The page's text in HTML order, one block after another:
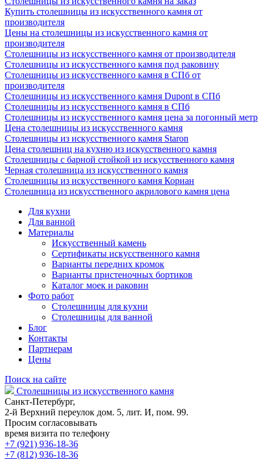
Купить столешницы из искусственного камня от
производителя
Цены на столешницы из искусственного камня от
производителя
Столешницы из искусственного камня от производителя
Столешницы из искусственного камня под раковину
Столешницы из искусственного камня в СПб от
производителя
Столешницы из искусственного камня Dupont в СПб
Столешницы из искусственного камня в СПб
Столешницы из искусственного камня цена за погонный метр
Цена столешницы из искусственного камня
Столешницы из искусственного камня Staron
Цена столешниц на кухню из искусственного камня
Столешницы с барной стойкой из искусственного камня
Черная столешница из искусственного камня
Столешницы из искусственного камня Кориан
Столешница из искусственного акрилового камня цена
Для кухни
Для ванной
Материалы
Искусственный камень
Сертификаты искусственного камня
Варианты передних кромок
Варианты пристеночных бортиков
Каталог моек и раковин
Фото работ
Столешницы для кухни
Столешницы для ванной
Блог
Контакты
Партнерам
Цены
Поиск на сайте
Столешницы из искусственного камня
Санкт-Петербург,
2-й Верхний переулок дом. 5, лит. И, пом. 99.
Просим согласовывать
время визита по телефону
+7 (921) 936-18-36
+7 (812) 936-18-36